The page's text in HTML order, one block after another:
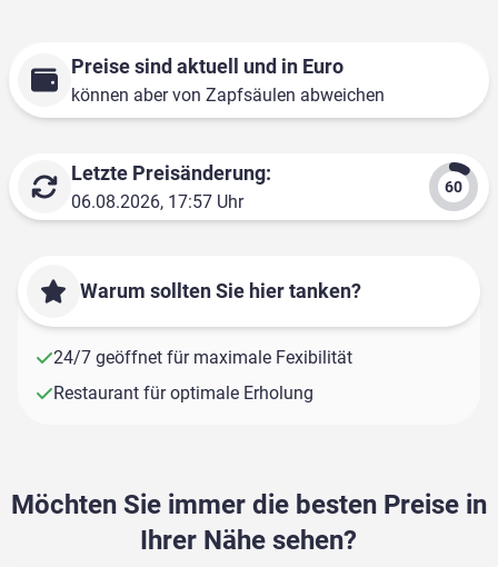
Preise sind aktuell und in Euro
können aber von Zapfsäulen abweichen
Letzte Preisänderung:
06.08.2026, 17:57 Uhr
Warum sollten Sie hier tanken?
24/7 geöffnet für maximale Fexibilität
Restaurant für optimale Erholung
Möchten Sie immer die besten Preise in
Ihrer Nähe sehen?